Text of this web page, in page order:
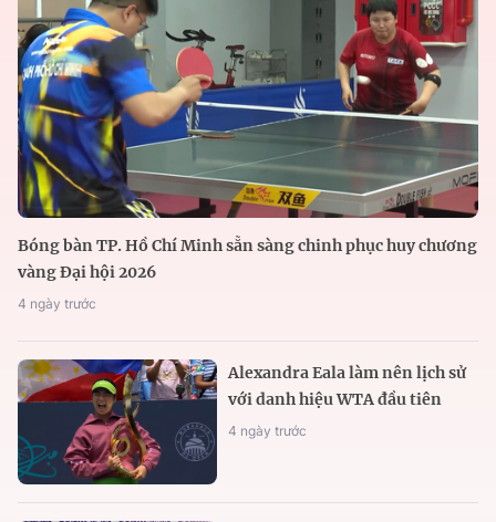
Bóng bàn TP. Hồ Chí Minh sẵn sàng chinh phục huy chương
vàng Đại hội 2026
4 ngày trước
Alexandra Eala làm nên lịch sử
với danh hiệu WTA đầu tiên
4 ngày trước